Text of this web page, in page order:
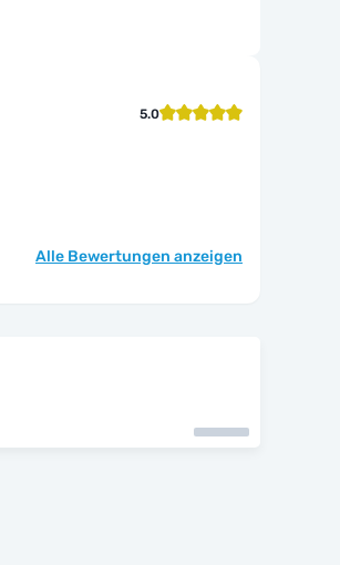
5.0
Alle Bewertungen anzeigen